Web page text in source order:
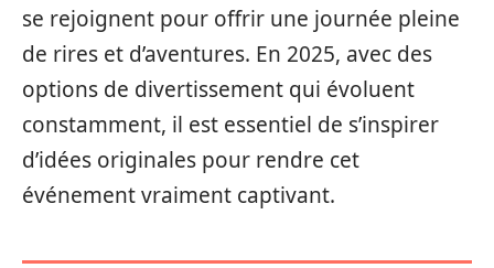
se rejoignent pour offrir une journée pleine
de rires et d’aventures. En 2025, avec des
options de divertissement qui évoluent
constamment, il est essentiel de s’inspirer
d’idées originales pour rendre cet
événement vraiment captivant.